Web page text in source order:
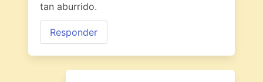
tan aburrido.
Responder